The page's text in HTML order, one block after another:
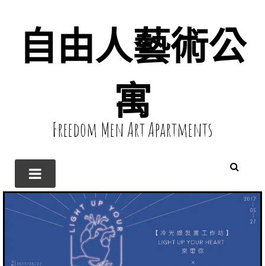
自由人藝術公
寓
Freedom Men Art Apartments